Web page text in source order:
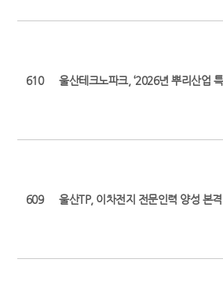
610 울산테크노파크, ‘2026년 뿌리산업
609 울산TP, 이차전지 전문인력 양성 본